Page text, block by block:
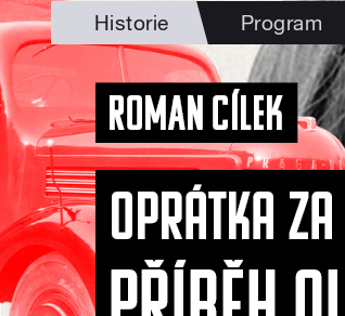
Historie Program